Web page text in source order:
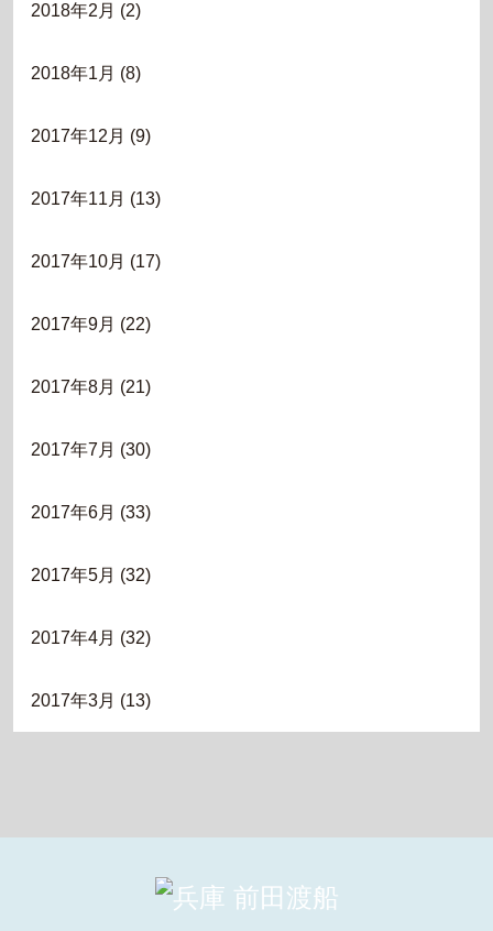
2018年2月 (2)
2018年1月 (8)
2017年12月 (9)
2017年11月 (13)
2017年10月 (17)
2017年9月 (22)
2017年8月 (21)
2017年7月 (30)
2017年6月 (33)
2017年5月 (32)
2017年4月 (32)
2017年3月 (13)